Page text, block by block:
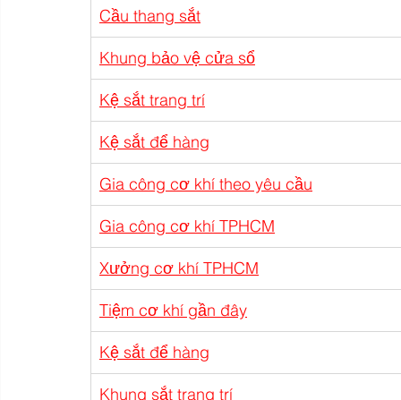
Cầu thang sắt
Khung bảo vệ cửa sổ
Kệ sắt trang trí
Kệ sắt để hàng
Gia công cơ khí theo yêu cầu
Gia công cơ khí TPHCM
Xưởng cơ khí TPHCM
Tiệm cơ khí gần đây
Kệ sắt để hàng
Khung sắt trang trí